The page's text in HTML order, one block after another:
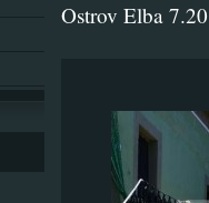
Ostrov Elba